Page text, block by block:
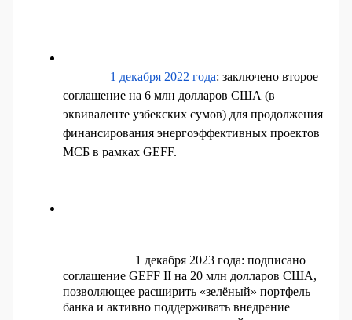
1 декабря 2022 года: заключено второе
соглашение на 6 млн долларов США (в
эквиваленте узбекских сумов) для продолжения
финансирования энергоэффективных проектов
МСБ в рамках GEFF.
1 декабря 2023 года: подп​​исано
соглашение GEFF II на 20 млн долларов США,
позволяющее расширить «зелёный» портфель
банка и активно поддерживать внедрение